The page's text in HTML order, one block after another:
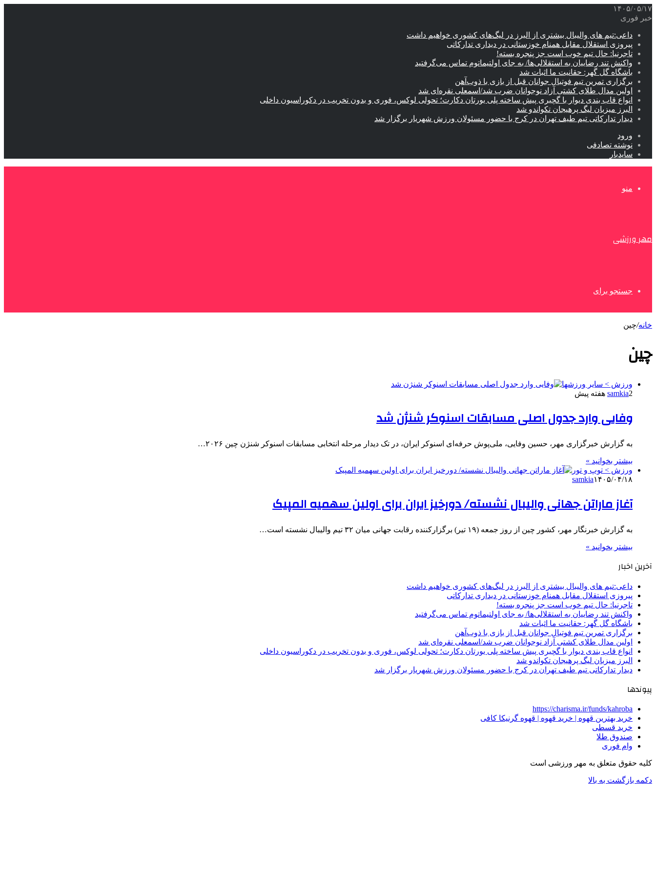
۱۴۰۵/۰۵/۱۷
خبر فوری
داعی:تیم های والیبال بیشتری از البرز در لیگ‌های کشوری خواهیم داشت
پیروزی استقلال مقابل همنام خوزستانی در دیداری تدارکاتی
تاجرنیا: حال تیم خوب است جز پنجره بسته!
واکنش تند رضاییان به استقلالی‌ها/ به جای اولتیماتوم تماس می‌گرفتید
باشگاه گل گهر: حقانیت ما اثبات شد
برگزاری تمرین تیم فوتبال جوانان قبل از بازی با ذوب‌آهن
اولین مدال طلای کشتی آزاد نوجوانان ضرب شد/اسمعلی نقره‌ای شد
انواع قاب بندی دیوار با گچبری پیش ساخته پلی یورتان دکارت؛ تحولی لوکس، فوری و بدون تخریب در دکوراسیون داخلی
البرز میزبان لیگ پرهیجان تکواندو شد
دیدار تدارکاتی تیم طیف تهران در کرج با حضور مسئولان ورزش شهریار برگزار شد
ورود
نوشته تصادفی
سایدبار
منو
مهر ورزشی
جستجو برای
خانه/چین
چین
ورزش > سایر ورزشها
samkia2 هفته پیش
وفایی وارد جدول اصلی مسابقات اسنوکر شنژن شد
به گزارش خبرگزاری مهر، حسین وفایی، ملی‌پوش حرفه‌ای اسنوکر ایران، در تک دیدار مرحله انتخابی مسابقات اسنوکر شنژن چین ۲۰۲۶…
بیشتر بخوانید »
ورزش > توپ و تور
samkia۱۴۰۵/۰۴/۱۸
آغاز ماراتن جهانی والیبال نشسته/ دورخیز ایران برای اولین سهمیه المپیک
به گزارش خبرنگار مهر، کشور چین از روز جمعه (۱۹ تیر) برگزارکننده رقابت جهانی میان ۳۲ تیم والیبال نشسته است…
بیشتر بخوانید »
آخرین اخبار
داعی:تیم های والیبال بیشتری از البرز در لیگ‌های کشوری خواهیم داشت
پیروزی استقلال مقابل همنام خوزستانی در دیداری تدارکاتی
تاجرنیا: حال تیم خوب است جز پنجره بسته!
واکنش تند رضاییان به استقلالی‌ها/ به جای اولتیماتوم تماس می‌گرفتید
باشگاه گل گهر: حقانیت ما اثبات شد
برگزاری تمرین تیم فوتبال جوانان قبل از بازی با ذوب‌آهن
اولین مدال طلای کشتی آزاد نوجوانان ضرب شد/اسمعلی نقره‌ای شد
انواع قاب بندی دیوار با گچبری پیش ساخته پلی یورتان دکارت؛ تحولی لوکس، فوری و بدون تخریب در دکوراسیون داخلی
البرز میزبان لیگ پرهیجان تکواندو شد
دیدار تدارکاتی تیم طیف تهران در کرج با حضور مسئولان ورزش شهریار برگزار شد
پیوندها
https://charisma.ir/funds/kahroba
خرید بهترین قهوه | خرید قهوه | قهوه گرنیکا کافی
خرید قسطی
صندوق طلا
وام فوری
کلیه حقوق متعلق به مهر ورزشی است
دکمه بازگشت به بالا